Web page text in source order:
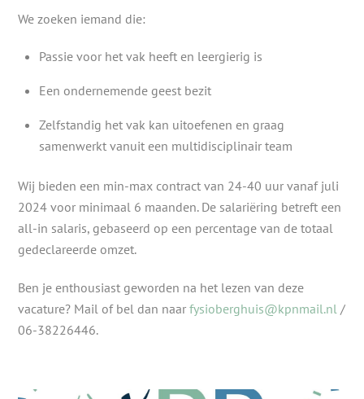
We zoeken iemand die:
Passie voor het vak heeft en leergierig is
Een ondernemende geest bezit
Zelfstandig het vak kan uitoefenen en graag
samenwerkt vanuit een multidisciplinair team
Wij bieden een min-max contract van 24-40 uur vanaf juli
2024 voor minimaal 6 maanden. De salariëring betreft een
all-in salaris, gebaseerd op een percentage van de totaal
gedeclareerde omzet.
Ben je enthousiast geworden na het lezen van deze
vacature? Mail of bel dan naarfysioberghuis@kpnmail.nl /
06-38226446.